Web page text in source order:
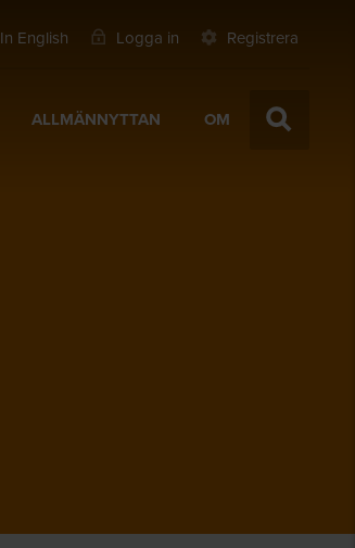
In English Logga in Registrera
ALLMÄNNYTTAN OM